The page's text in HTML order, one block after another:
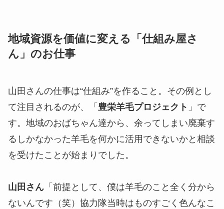
地域資源を価値に変える「仕組み屋さ
ん」のお仕事
山田さんの仕事は“仕組み”を作ること。その例とし
て注目されるのが、「 豊栄羊毛プロジェクト 」で
す。地域のおばちゃん達から、余ってしまい廃棄す
るしかなかった羊毛を何かに活用できないかと相談
を受けたことが始まりでした。
山田さん 「前提として、僕は羊毛のこと全く分から
ないんです（笑）協力隊当時はものすごく色んなこ